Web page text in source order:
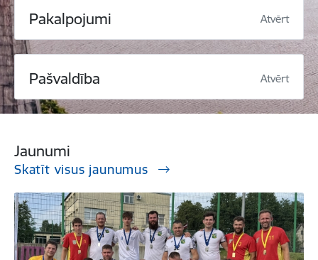
Pakalpojumi Atvērt
Pašvaldība Atvērt
Jaunumi
Skatīt visus jaunumus